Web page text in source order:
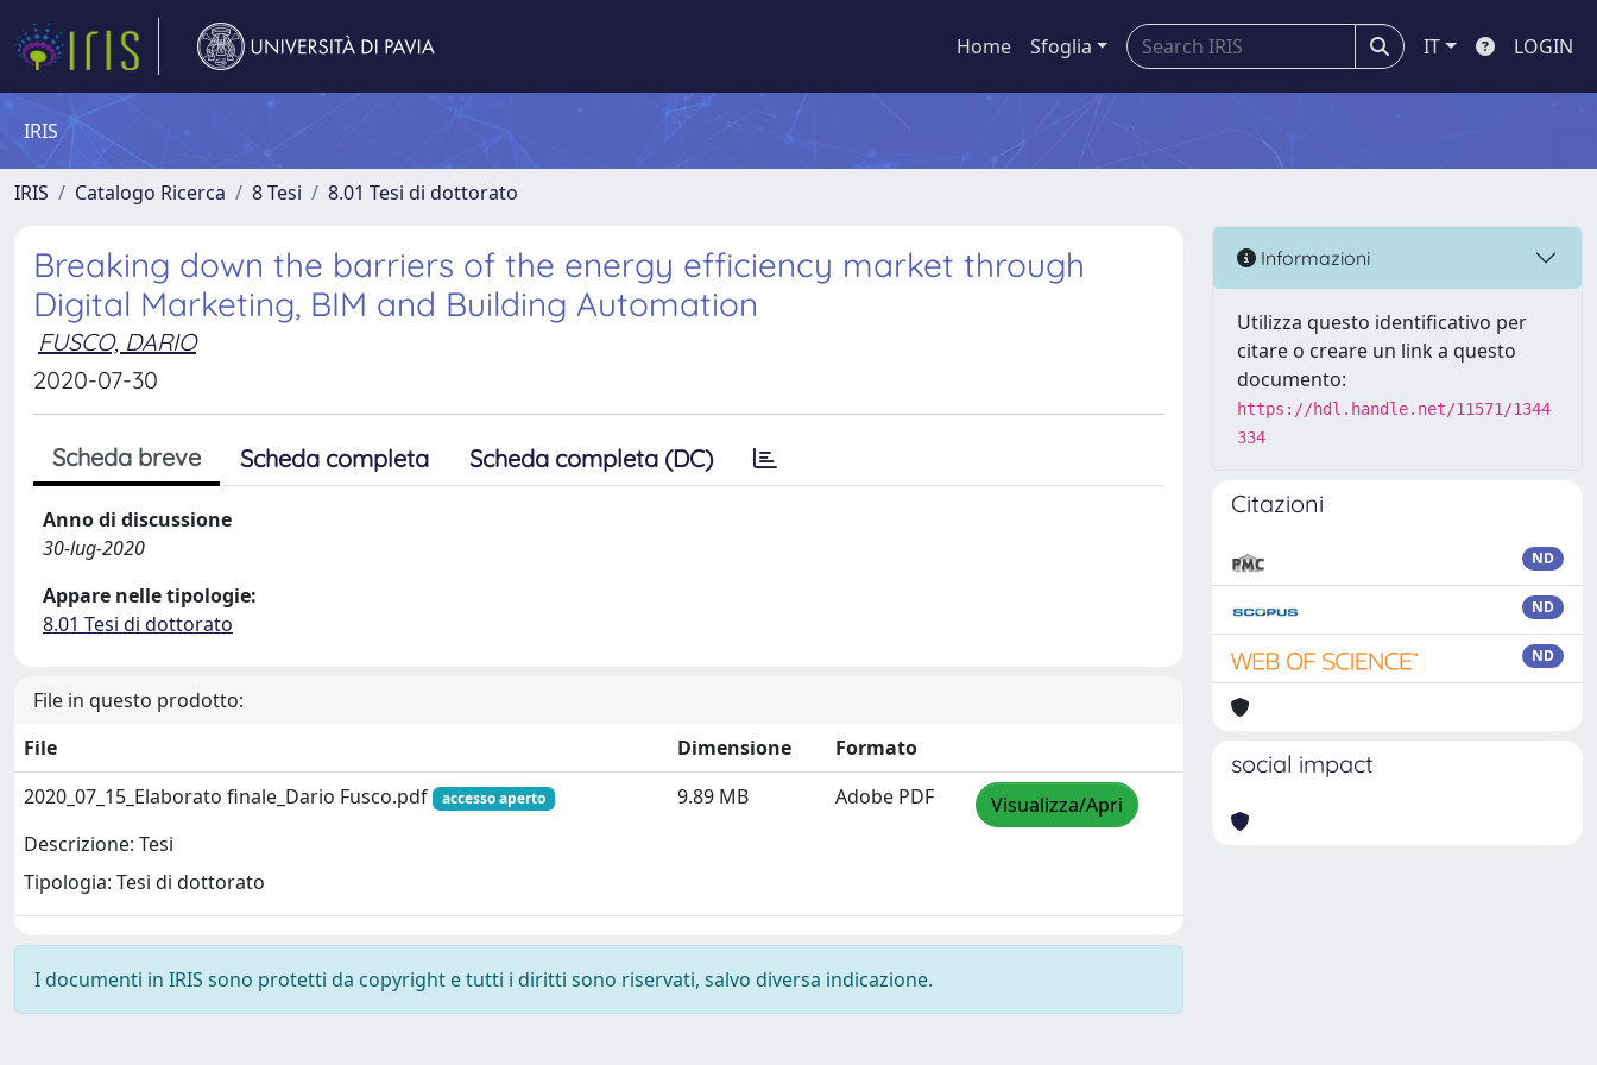
Home Sfoglia IT LOGIN
IRIS
IRIS Catalogo Ricerca 8 Tesi 8.01 Tesi di dottorato
Breaking down the barriers of the energy efficiency market through
Digital Marketing, BIM and Building Automation
FUSCO, DARIO
2020-07-30
Scheda breve Scheda completa Scheda completa (DC)
Anno di discussione
30-lug-2020
Appare nelle tipologie:
8.01 Tesi di dottorato
File in questo prodotto:
File
Dimensione
Formato
2020_07_15_Elaborato finale_Dario Fusco.pdf
accesso aperto
Descrizione: Tesi
Tipologia: Tesi di dottorato
9.89 MB Adobe PDF Visualizza/Apri
I documenti in IRIS sono protetti da copyright e tutti i diritti sono riservati, salvo diversa indicazione.
Informazioni
Utilizza questo identificativo per
citare o creare un link a questo
documento:
https://hdl.handle.net/11571/1344
334
Citazioni
ND
ND
ND
social impact